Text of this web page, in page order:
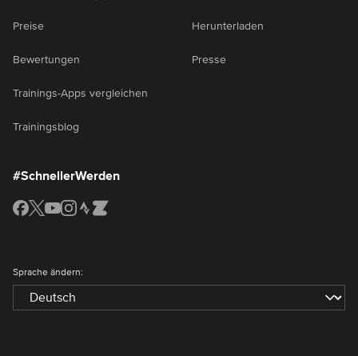
Preise
Bewertungen
Trainings-Apps vergleichen
Trainingsblog
Herunterladen
Presse
#SchnellerWerden
Sprache ändern: